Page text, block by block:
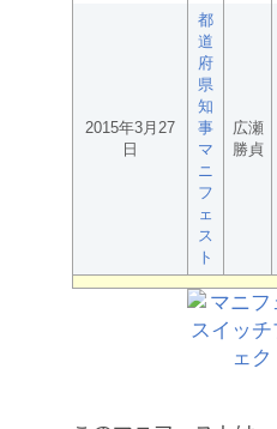
2015年3月27
日
都
道
府
県
知
事
マ
ニ
フ
ェ
ス
ト
広瀬
勝貞